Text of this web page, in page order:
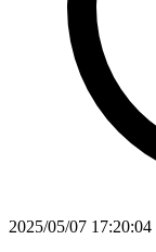
2025/05/07 17:20:04